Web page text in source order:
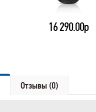
22 940.00р
Отзывы (0)